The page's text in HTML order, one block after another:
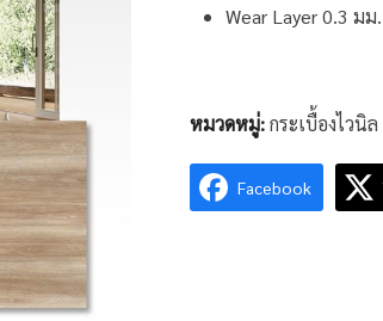
Wear Layer 0.3 มม.
หมวดหมู่: กระเบื้องไวนิ
Facebook